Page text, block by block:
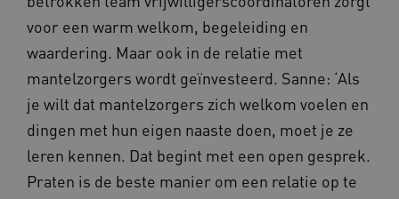
voor een warm welkom, begeleiding en
waardering. Maar ook in de relatie met
mantelzorgers wordt geïnvesteerd. Sanne: ‘Als
je wilt dat mantelzorgers zich welkom voelen en
dingen met hun eigen naaste doen, moet je ze
leren kennen. Dat begint met een open gesprek.
Praten is de beste manier om een relatie op te
BCSessionID vilans.blueconic.net
__Secure-ROLLOUT_TOKEN .youtube.com